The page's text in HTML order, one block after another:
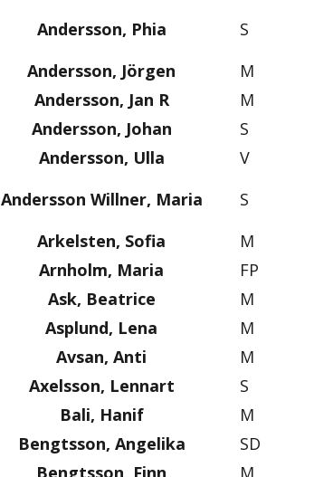
Andersson, Phia
S
Andersson, Jörgen
M
Andersson, Jan R
M
Andersson, Johan
S
Andersson, Ulla
V
Andersson Willner, Maria
S
Arkelsten, Sofia
M
Arnholm, Maria
FP
Ask, Beatrice
M
Asplund, Lena
M
Avsan, Anti
M
Axelsson, Lennart
S
Bali, Hanif
M
Bengtsson, Angelika
SD